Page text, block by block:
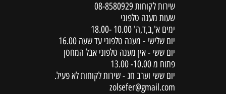
שירות לקוחות 08-8580929
שעות מענה טלפוני
ימים א',ב,ד,ה' 10.00 -18.00
יום שלישי - מענה טלפוני עד שעה 16.00
יום ששי - אין מענה טלפוני אבל המחסן
פתוח מ 10.00- 13.00
יום ששי וערב חג - שירות לקוחות לא פעיל.
zolsefer@gmail.com